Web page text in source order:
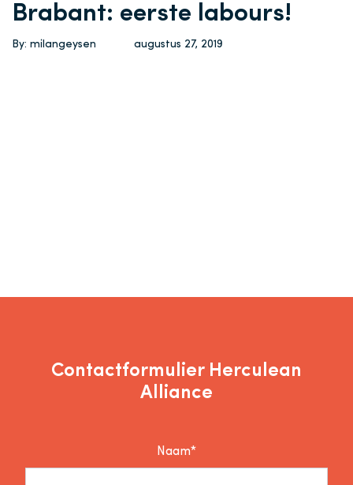
Brabant: eerste labours!
By: milangeysen augustus 27, 2019
Contactformulier Herculean
Alliance
Naam*